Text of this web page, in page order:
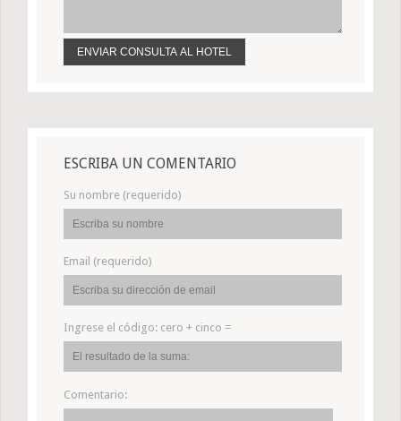
ESCRIBA UN COMENTARIO
Su nombre (requerido)
Email (requerido)
Ingrese el código: cero + cinco =
Comentario: